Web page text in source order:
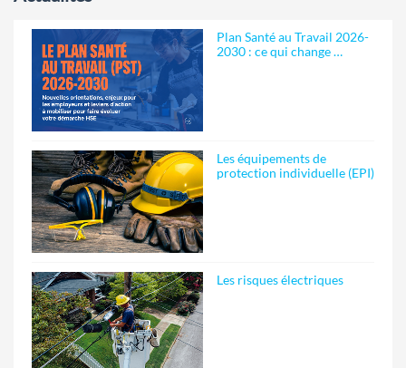
Plan Santé au Travail 2026-
2030 : ce qui change …
Les équipements de
protection individuelle (EPI)
Les risques électriques